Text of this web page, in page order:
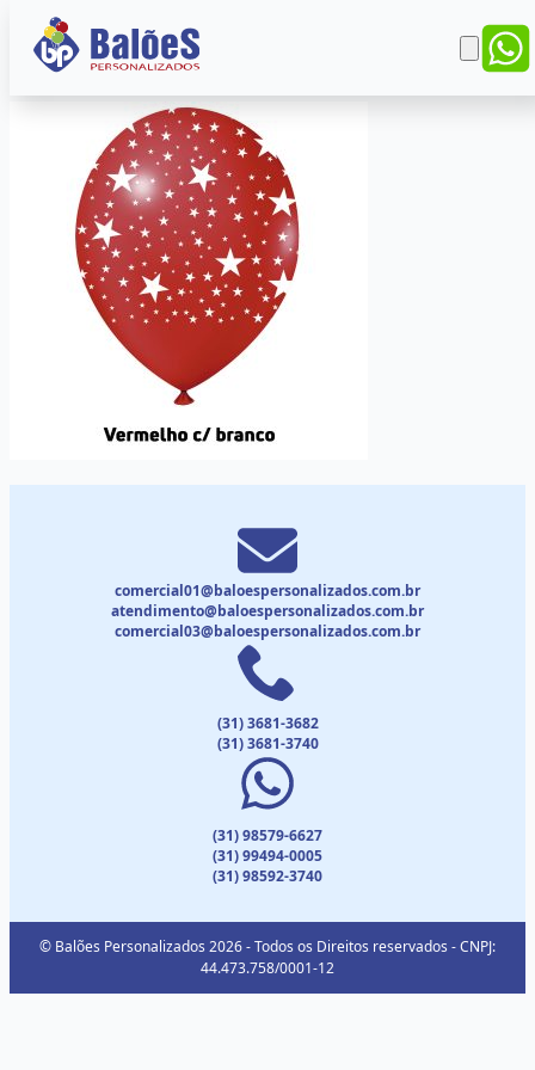
comercial01@baloespersonalizados.com.br
atendimento@baloespersonalizados.com.br
comercial03@baloespersonalizados.com.br
(31) 3681-3682
(31) 3681-3740
(31) 98579-6627
(31) 99494-0005
(31) 98592-3740
© Balões Personalizados 2026 - Todos os Direitos reservados - CNPJ:
44.473.758/0001-12